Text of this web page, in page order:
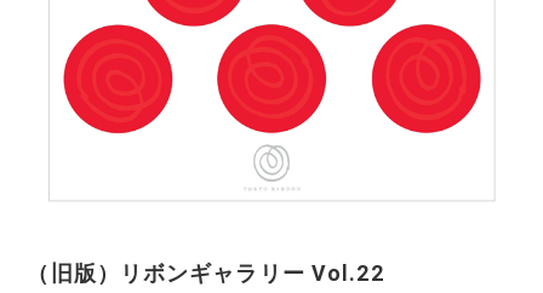
（旧版）リボンギャラリー Vol.22